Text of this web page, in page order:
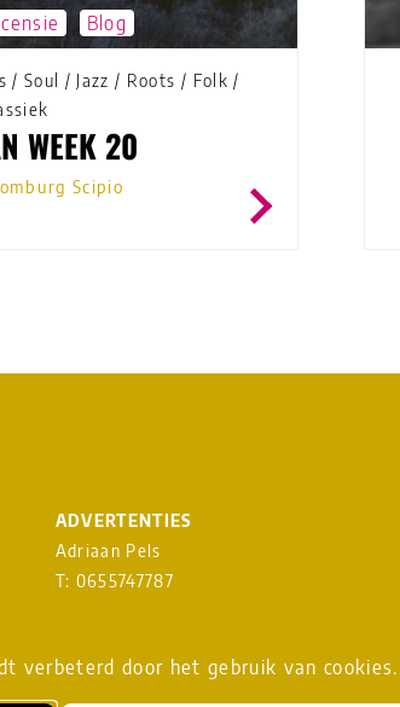
verbeterd door het gebruik van cookies.
Blog
/ Soul / Jazz / Roots / Folk /
WEEK 20
Scipio
ADVERTENTIES
Adriaan Pels
T: 0655747787
DownloadMEDIAKAART